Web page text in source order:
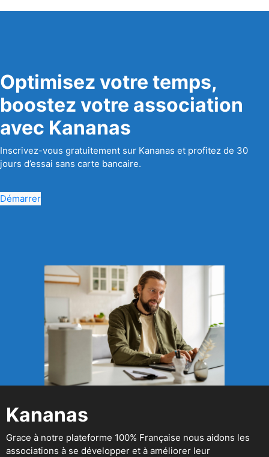
Optimisez votre temps,
boostez votre association
avec Kananas
Inscrivez-vous gratuitement sur Kananas et profitez de 30
jours d’essai sans carte bancaire.
Démarrer
Kananas
Grace à notre plateforme 100% Française nous aidons les
associations à se développer et à améliorer leur